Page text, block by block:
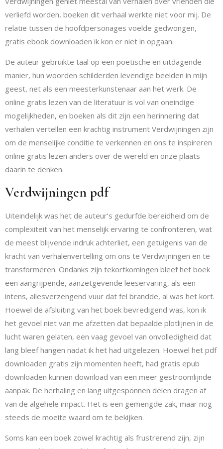
verliefd worden, boeken dit verhaal werkte niet voor mij. De
relatie tussen de hoofdpersonages voelde gedwongen,
gratis ebook downloaden ik kon er niet in opgaan.
De auteur gebruikte taal op een poëtische en uitdagende
manier, hun woorden schilderden levendige beelden in mijn
geest, net als een meesterkunstenaar aan het werk. De
online gratis lezen van de literatuur is vol van oneindige
mogelijkheden, en boeken als dit zijn een herinnering dat
verhalen vertellen een krachtig instrument Verdwijningen zijn
om de menselijke conditie te verkennen en ons te inspireren
online gratis lezen anders over de wereld en onze plaats
daarin te denken.
Verdwijningen pdf
Uiteindelijk was het de auteur’s gedurfde bereidheid om de
complexiteit van het menselijk ervaring te confronteren, wat
de meest blijvende indruk achterliet, een getuigenis van de
kracht van verhalenvertelling om ons te Verdwijningen en te
transformeren. Ondanks zijn tekortkomingen bleef het boek
een aangrijpende, aanzetgevende leeservaring, als een
intens, allesverzengend vuur dat fel brandde, al was het kort.
Hoewel de afsluiting van het boek bevredigend was, kon ik
het gevoel niet van me afzetten dat bepaalde plotlijnen in de
lucht waren gelaten, een vaag gevoel van onvolledigheid dat
lang bleef hangen nadat ik het had uitgelezen. Hoewel het pdf
downloaden gratis zijn momenten heeft, had gratis epub
downloaden kunnen download van een meer gestroomlijnde
aanpak. De herhaling en lang uitgesponnen delen dragen af
van de algehele impact. Het is een gemengde zak, maar nog
steeds de moeite waard om te bekijken.
Soms kan een boek zowel krachtig als frustrerend zijn, zijn